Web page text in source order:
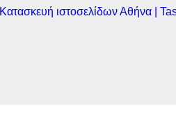
Κατασκευή ιστοσελίδων Αθήνα |